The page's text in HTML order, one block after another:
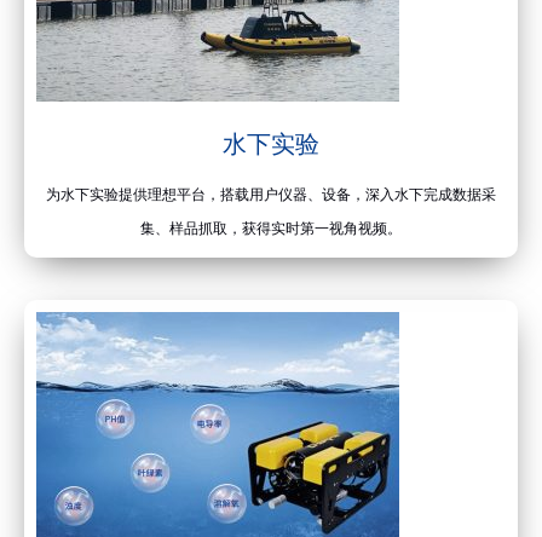
水下实验
为水下实验提供理想平台，搭载用户仪器、设备，深入水下完成数据采
集、样品抓取，获得实时第一视角视频。